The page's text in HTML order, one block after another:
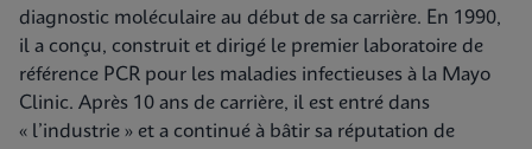
diagnostic moléculaire au début de sa carrière. En 1990,
il a conçu, construit et dirigé le premier laboratoire de
référence PCR pour les maladies infectieuses à la Mayo
Clinic. Après 10 ans de carrière, il est entré dans
« l’industrie » et a continué à bâtir sa réputation de